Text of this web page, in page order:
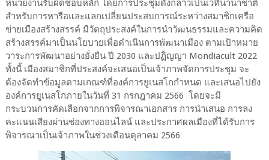
หน่วยงานรับผิดชอบหลัก โดยการประชุมดังกล่าวเป็นเวทีนานาชาติ
สำหรับการหารือและแลกเปลี่ยนประสบการณ์ระหว่างสมาชิกเครือ
ข่ายเมืองสร้างสรรค์ มีวัตถุประสงค์ในการนำวัฒนธรรมและความคิด
สร้างสรรค์มาเป็นนโยบายเพื่อดำเนินการพัฒนาเมือง ตามเป้าหมาย
วาระการพัฒนาอย่างยั่งยืน ปี 2030 และปฏิญญา Mondiacult 2022
ทั้งนี้ เมืองสมาชิกที่ประสงค์จะเสนอเป็นเจ้าภาพจัดการประชุม จะ
ต้องจัดทำข้อมูลตามเกณฑ์ที่องค์การยูเนสโกกำหนด และเสนอไปยัง
องค์การยูเนสโกภายในวันที่ 31 กรกฎาคม 2566 โดยจะมี
กระบวนการคัดเลือกจากการพิจารณาเอกสาร การนำเสนอ การลง
คะแนนเสียงผ่านช่องทางออนไลน์ และประกาศผลเมืองที่ได้รับการ
พิจารณาเป็นเจ้าภาพในช่วงเดือนตุลาคม 2566